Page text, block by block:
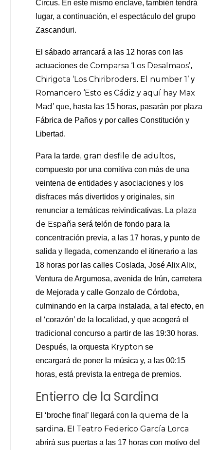
Circus. En este mismo enclave, también tendrá
lugar, a continuación, el espectáculo del grupo
Zascanduri.
El sábado arrancará a las 12 horas con las
actuaciones de Comparsa ‘Los Desalmaos’,
Chirigota ‘Los Chiribroders. El number 1’ y
Romancero ‘Esto es Cádiz y aquí hay Max
Mad’ que, hasta las 15 horas, pasarán por plaza
Fábrica de Paños y por calles Constitución y
Libertad.
Para la tarde, gran desfile de adultos,
compuesto por una comitiva con más de una
veintena de entidades y asociaciones y los
disfraces más divertidos y originales, sin
renunciar a temáticas reivindicativas. La plaza
de España será telón de fondo para la
concentración previa, a las 17 horas, y punto de
salida y llegada, comenzando el itinerario a las
18 horas por las calles Coslada, José Alix Alix,
Ventura de Argumosa, avenida de Irún, carretera
de Mejorada y calle Gonzalo de Córdoba,
culminando en la carpa instalada, a tal efecto, en
el ‘corazón’ de la localidad, y que acogerá el
tradicional concurso a partir de las 19:30 horas.
Después, la orquesta Krypton se
encargará de poner la música y, a las 00:15
horas, está prevista la entrega de premios.
Entierro de la Sardina
El ‘broche final’ llegará con laquema de la
sardina. El Teatro Federico García Lorca
abrirá sus puertas a las 17 horas con motivo del